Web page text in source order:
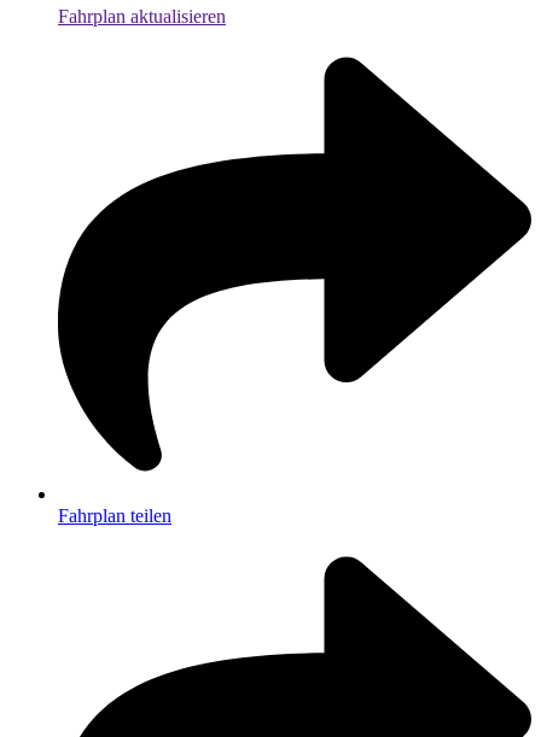
Fahrplan aktualisieren
Fahrplan teilen